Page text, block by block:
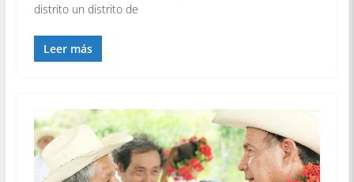
distrito un distrito de
Leer más